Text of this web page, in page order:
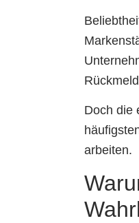
Doch die
arbeiten.